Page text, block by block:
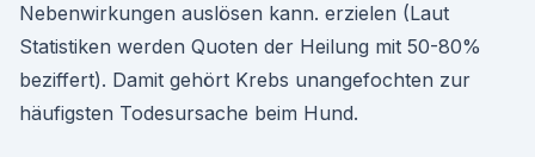
Nebenwirkungen auslösen kann. erzielen (Laut
Statistiken werden Quoten der Heilung mit 50-80%
beziffert). Damit gehört Krebs unangefochten zur
häufigsten Todesursache beim Hund.